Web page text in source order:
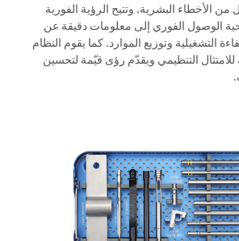
من الأخطاء البشرية. وتتيح الرؤية الفورية
الوصول الفوري إلى معلومات دقيقة عن
التشغيلية وتوزيع الموارد. كما يقوم النظام
للامتثال التنظيمي ويقدّم رؤى قيّمة لتحسين